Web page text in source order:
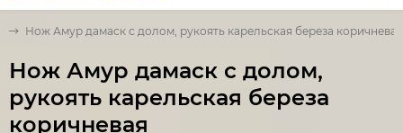
Нож Амур дамаск с долом, рукоять карельская береза коричневая
Нож Амур дамаск с долом,
рукоять карельская береза
коричневая